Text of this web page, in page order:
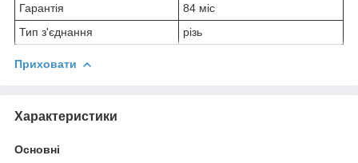
Гарантія
84 міс
Тип з'єднання
різь
Приховати
Характеристики
Основні